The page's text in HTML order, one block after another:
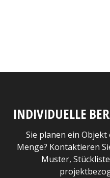
INDIVIDUELLE
Sie planen ein
Menge? Kontaktieren
Muster,